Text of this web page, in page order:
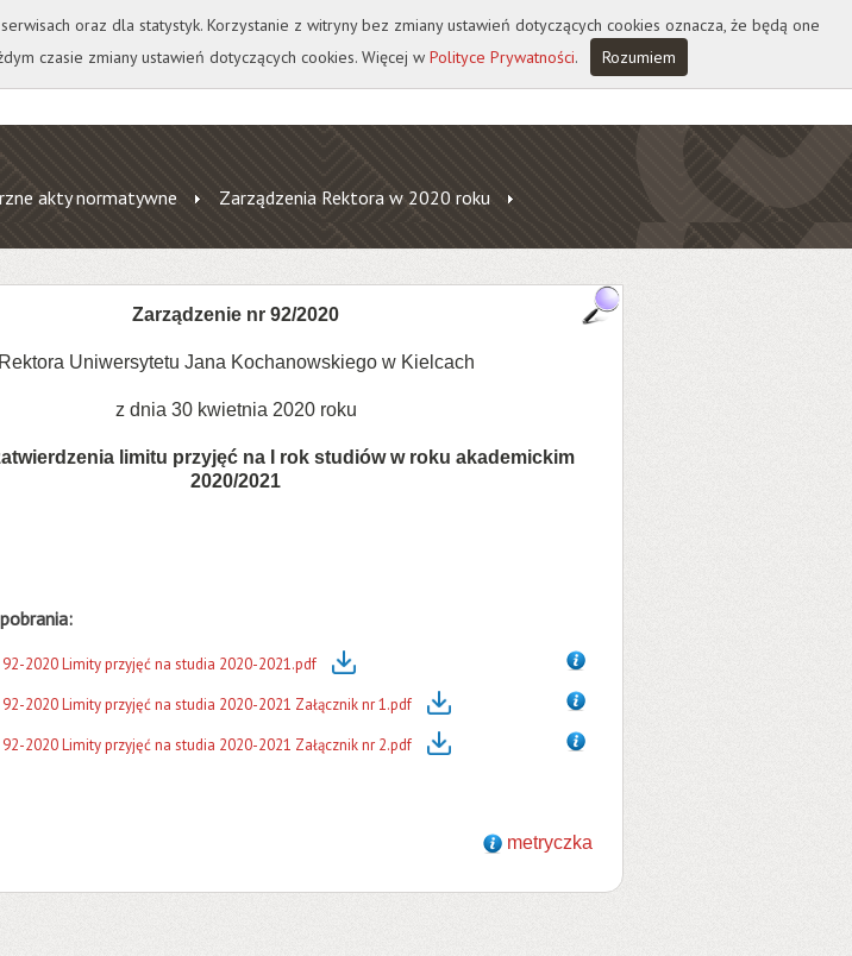
Uczelnia A A A A
akty normatywne
Zarządzenia Rektora w 2020 roku
Zarządzenie nr 92/2020
Rektora Uniwersytetu Jana Kochanowskiego w Kielcach
z dnia 30 kwietnia 2020 roku
limitu przyjęć na I rok studiów w roku akademickim
2020/2021
2020 Limity przyjęć na studia 2020-2021.pdf
2020 Limity przyjęć na studia 2020-2021 Załącznik nr 1.pdf
2020 Limity przyjęć na studia 2020-2021 Załącznik nr 2.pdf
metryczka
oraz dla statystyk. Korzystanie z witryny bez zmiany ustawień dotyczących cookies oznacza, że będą one
czasie zmiany ustawień dotyczących cookies. Więcej w Polityce Prywatności. Rozumiem